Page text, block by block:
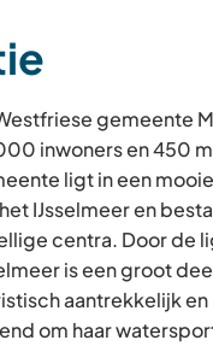
gemeente
inwoners en 450
ligt in een
IJsselmeer en
centra. Door de
is een groot
aantrekkelijk
om haar